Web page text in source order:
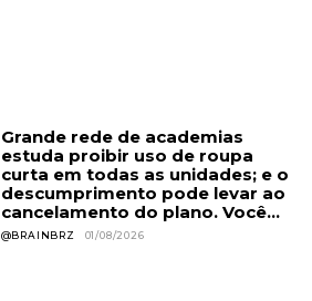
Grande rede de academias
estuda proibir uso de roupa
curta em todas as unidades; e o
descumprimento pode levar ao
cancelamento do plano. Você...
@BRAINBRZ 01/08/2026